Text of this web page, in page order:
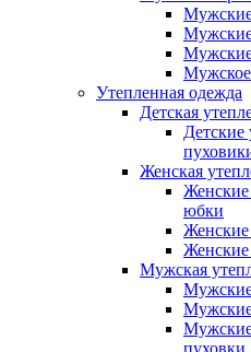
Мужские
Утепленная одежда
Детская
Детские
Женская
юбки
Женские
Мужская
пуховки